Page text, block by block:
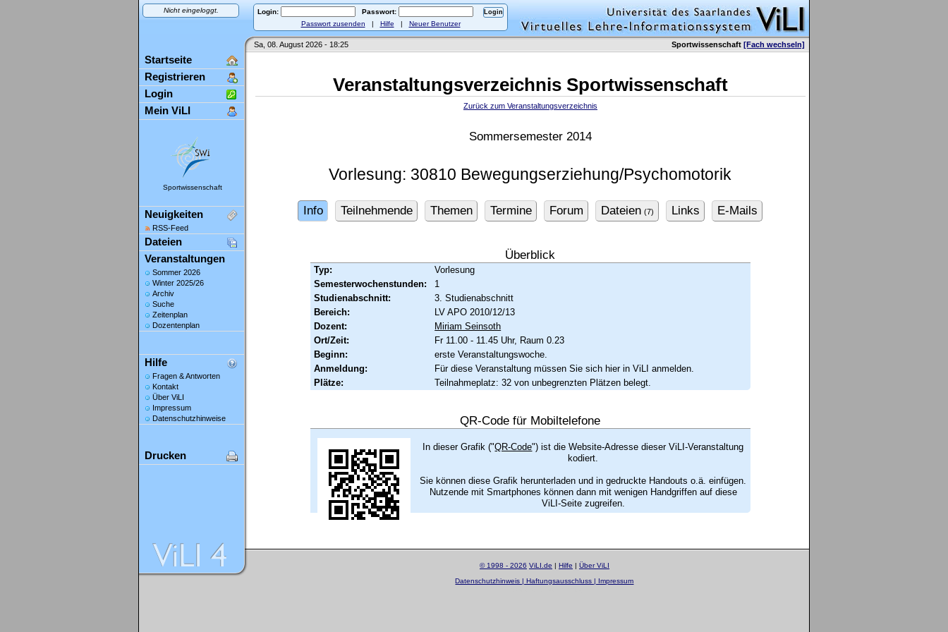
Nicht eingeloggt. Login:
Passwort:
Passwort zusenden | Hilfe | Neuer Benutzer
Sa, 08. August 2026 - 18:25 Sportwissenschaft [Fach wechseln]
Startseite
Registrieren
Login
Mein ViLI
Sportwissenschaft
Neuigkeiten
RSS-Feed
Dateien
Veranstaltungen
Sommer 2026
Winter 2025/26
Archiv
Suche
Zeitenplan
Dozentenplan
Hilfe
Fragen & Antworten
Kontakt
Über ViLI
Impressum
Datenschutzhinweise
Drucken
Veranstaltungsverzeichnis Sportwissenschaft
Zurück zum Veranstaltungsverzeichnis
Sommersemester 2014
Vorlesung: 30810 Bewegungserziehung/Psychomotorik
Info Teilnehmende Themen Termine Forum Dateien (7) Links E-Mails
Überblick
Typ:
Vorlesung
Semesterwochenstunden:
1
Studienabschnitt:
3. Studienabschnitt
Bereich:
LV APO 2010/12/13
Dozent:
Miriam Seinsoth
Ort/Zeit:
Fr 11.00 - 11.45 Uhr, Raum 0.23
Beginn:
erste Veranstaltungswoche.
Anmeldung:
Für diese Veranstaltung müssen Sie sich hier in ViLI anmelden.
Plätze:
Teilnahmeplatz: 32 von unbegrenzten Plätzen belegt.
QR-Code für Mobiltelefone
In dieser Grafik ("QR-Code") ist die Website-Adresse dieser ViLI-Veranstaltung
kodiert.
Sie können diese Grafik herunterladen und in gedruckte Handouts o.ä. einfügen.
Nutzende mit Smartphones können dann mit wenigen Handgriffen auf diese
ViLI-Seite zugreifen.
© 1998 - 2026 ViLI.de | Hilfe | Über ViLI
Datenschutzhinweis | Haftungsausschluss | Impressum